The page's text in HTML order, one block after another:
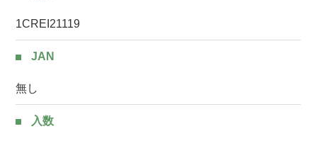
1CREI21119
JAN
無し
入数